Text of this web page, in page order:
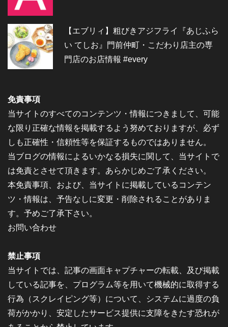
【エブリィ】粗びきアジフライ『あじふら
い てしお』門前仲町・こだわり店主の専
門店のお店情報 #every
免責事項
当サイトのすべてのコンテンツ・情報につきまして、可能
な限り正確な情報を掲載するよう努めておりますが、必ず
しも正確性・信頼性等を保証するものではありません。
当ブログの情報によるいかなる損失に関して、当サイトで
は免責とさせて頂きます。あらかじめご了承ください。
本免責事項、および、当サイトに掲載しているコンテン
ツ・情報は、予告なしに変更・削除されることがありま
す。予めご了承下さい。
お問い合わせ
禁止事項
当サイトでは、記事の画面キャプチャーの転載、及び掲載
している記事を、プログラム等を用いて機械的に取得する
行為（スクレイピング等）について、システムに過度の負
荷がかかり、安定したサービス提供に支障をきたす恐れが